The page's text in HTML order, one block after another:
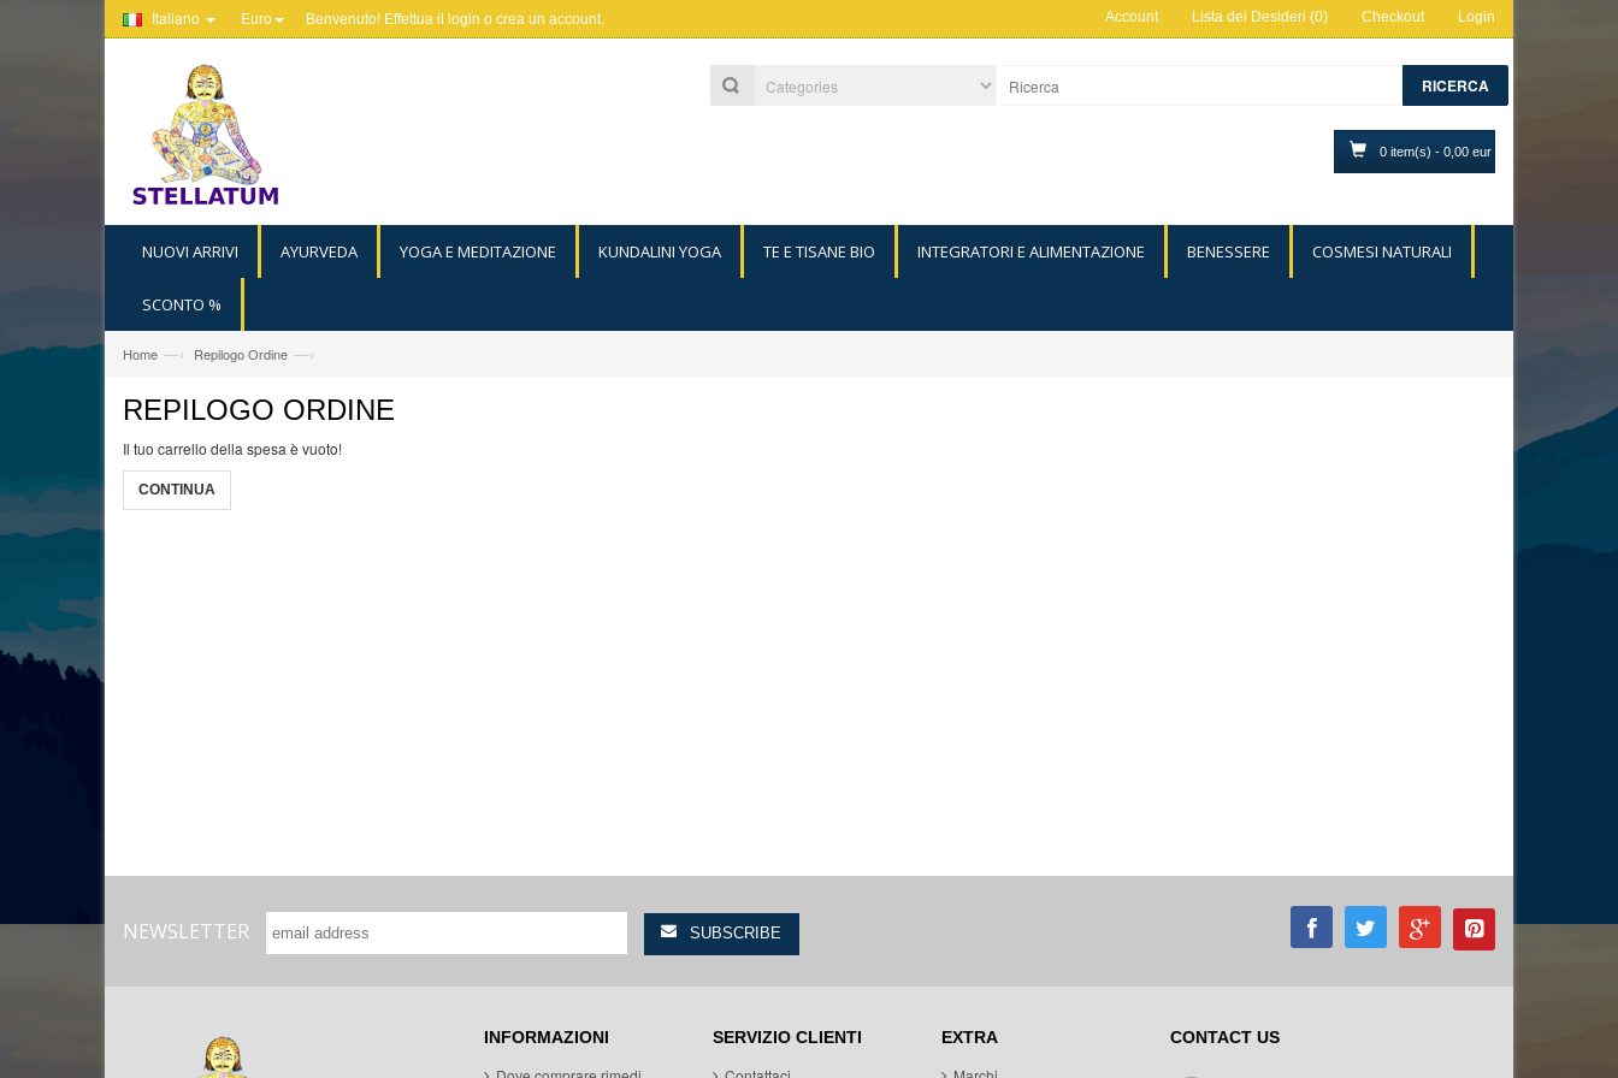
Italiano Euro Benvenuto! Effettua il login o crea un account. Account Lista dei Desideri (0) Checkout Login
RICERCA
0 item(s) - 0,00 eur
NUOVI ARRIVI AYURVEDA YOGA E MEDITAZIONE KUNDALINI YOGA TE E TISANE BIO INTEGRATORI E ALIMENTAZIONE BENESSERE COSMESI NATURALI
SCONTO %
Home —› Repilogo Ordine —›
REPILOGO ORDINE
Il tuo carrello della spesa è vuoto!
CONTINUA
NEWSLETTER
INFORMAZIONI SERVIZIO CLIENTI EXTRA CONTACT US